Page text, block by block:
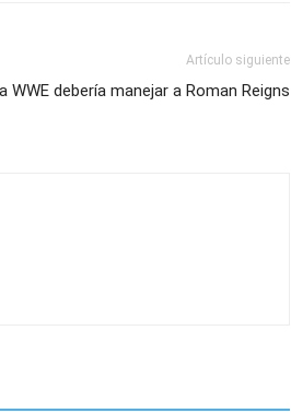
Artículo siguiente
WWE debería manejar a Roman Reigns